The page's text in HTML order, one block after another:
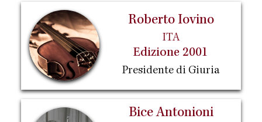
Roberto Iovino
ITA
Edizione 2001
Presidente di Giuria
Bice Antonioni